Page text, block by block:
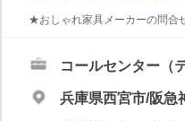
★おしゃれ家具メーカーの問
コールセンター（
兵庫県西宮市/阪急